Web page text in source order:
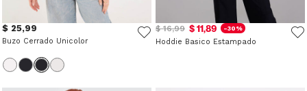
$ 25,99
Buzo Cerrado Unicolor
$ 16,99 $ 11,89 -30%
Hoddie Basico Estampado